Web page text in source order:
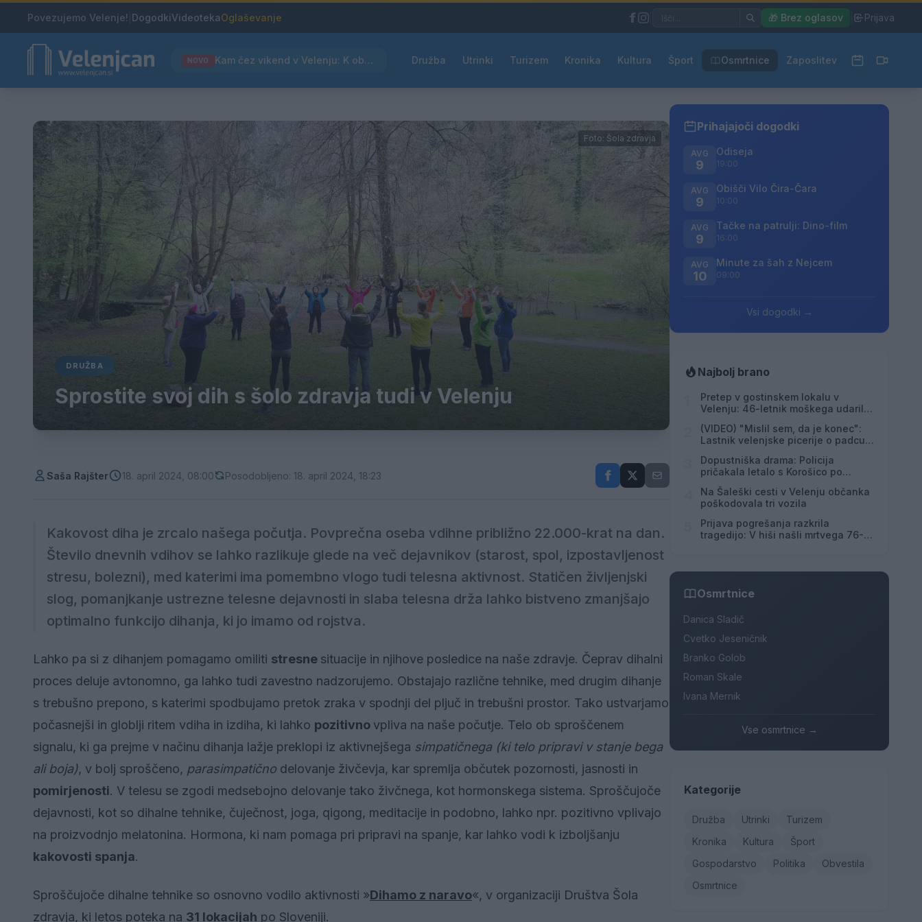
Povezujemo Velenje! DogodkiVideotekaOglaševanje 🎁 Brez oglasov Prijava
NOVO Kam čez vikend v Velenju: K obisku vabi Poletni bolšji sejem Družba Utrinki Turizem Kronika Kultura Šport Osmrtnice Zaposlitev
Foto: Šola zdravja
DRUŽBA
Sprostite svoj dih s šolo zdravja tudi v Velenju
Saša Rajšter 18. april 2024, 08:00 Posodobljeno: 18. april 2024, 18:23
Kakovost diha je zrcalo našega počutja. Povprečna oseba vdihne približno 22.000-krat na dan.
Število dnevnih vdihov se lahko razlikuje glede na več dejavnikov (starost, spol, izpostavljenost
stresu, bolezni), med katerimi ima pomembno vlogo tudi telesna aktivnost. Statičen življenjski
slog, pomanjkanje ustrezne telesne dejavnosti in slaba telesna drža lahko bistveno zmanjšajo
optimalno funkcijo dihanja, ki jo imamo od rojstva.
Lahko pa si z dihanjem pomagamo omiliti stresne situacije in njihove posledice na naše zdravje. Čeprav dihalni
proces deluje avtonomno, ga lahko tudi zavestno nadzorujemo. Obstajajo različne tehnike, med drugim dihanje
s trebušno prepono, s katerimi spodbujamo pretok zraka v spodnji del pljuč in trebušni prostor. Tako ustvarjamo
počasnejši in globlji ritem vdiha in izdiha, ki lahko pozitivno vpliva na naše počutje. Telo ob sproščenem
signalu, ki ga prejme v načinu dihanja lažje preklopi iz aktivnejšega simpatičnega (ki telo pripravi v stanje bega
ali boja), v bolj sproščeno, parasimpatično delovanje živčevja, kar spremlja občutek pozornosti, jasnosti in
pomirjenosti. V telesu se zgodi medsebojno delovanje tako živčnega, kot hormonskega sistema. Sproščujoče
dejavnosti, kot so dihalne tehnike, čuječnost, joga, qigong, meditacije in podobno, lahko npr. pozitivno vplivajo
na proizvodnjo melatonina. Hormona, ki nam pomaga pri pripravi na spanje, kar lahko vodi k izboljšanju
kakovosti spanja.
Sproščujoče dihalne tehnike so osnovno vodilo aktivnosti »Dihamo z naravo«, v organizaciji Društva Šola
zdravja, ki letos poteka na 31 lokacijah po Sloveniji.
Prihajajoči dogodki
AVG
9
Odiseja
19:00
AVG
9
Obišči Vilo Čira-Čara
10:00
AVG
9
Tačke na patrulji: Dino-film
16:00
AVG
10
Minute za šah z Nejcem
09:00
Vsi dogodki →
Najbolj brano
Pretep v gostinskem lokalu v
Velenju: 46-letnik moškega udaril s
(VIDEO) "Mislil sem, da je konec":
Lastnik velenjske picerije o padcu s
Dopustniška drama: Policija
pričakala letalo s Korošico po
Na Šaleški cesti v Velenju občanka
poškodovala tri vozila
Prijava pogrešanja razkrila
tragedijo: V hiši našli mrtvega 76-
Osmrtnice
Danica Sladič
Cvetko Jeseničnik
Branko Golob
Roman Skale
Ivana Mernik
Vse osmrtnice →
Kategorije
Družba Utrinki
Turizem
Kronika
Kultura
Šport
Gospodarstvo
Politika
Obvestila
Osmrtnice